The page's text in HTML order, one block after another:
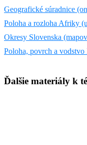
Geografické súradnice
Poloha a rozloha Afriky
Okresy Slovenska
Poloha, povrch a
Ďalšie materiály k